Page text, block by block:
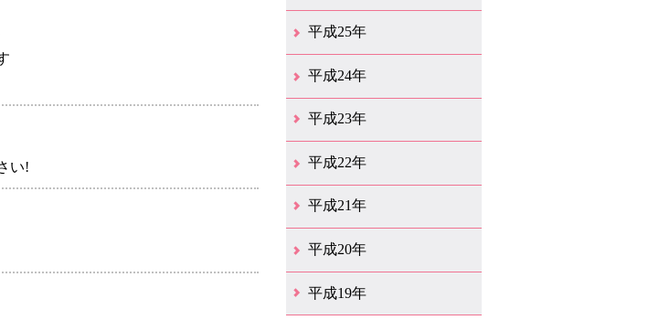
い!
12月（11）
11月（11）
10月（9）
9月（11）
8月（12）
7月（9）
6月（12）
5月（5）
4月（14）
3月（12）
2月（8）
1月（9）
平成25年
12月（12）
11月（6）
10月（7）
9月（10）
8月（6）
7月（9）
6月（7）
5月（8）
4月（8）
3月（12）
2月（17）
1月（7）
平成24年
12月（8）
11月（5）
10月（7）
9月（10）
8月（5）
7月（7）
6月（9）
5月（7）
4月（7）
3月（12）
2月（2）
1月（4）
平成23年
12月（6）
11月（6）
10月（14）
9月（5）
8月（8）
7月（7）
6月（9）
5月（11）
4月（12）
3月（3）
2月（2）
平成22年
12月（1）
11月（5）
10月（7）
9月（15）
8月（12）
7月（11）
6月（12）
5月（6）
4月（4）
3月（17）
2月（7）
1月（6）
平成21年
12月（4）
11月（3）
10月（7）
9月（5）
8月（7）
7月（9）
6月（13）
5月（9）
4月（22）
3月（9）
2月（8）
平成20年
12月（6）
11月（4）
10月（6）
9月（4）
8月（1）
7月（6）
6月（1）
5月（1）
4月（1）
3月（2）
2月（4）
1月（2）
平成19年